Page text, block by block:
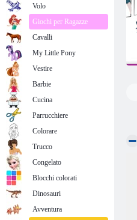
Volo
Giochi per Ragazze
Cavalli
My Little Pony
Vestire
Barbie
Cucina
Parrucchiere
Colorare
Trucco
Congelato
Blocchi colorati
Dinosauri
Avventura